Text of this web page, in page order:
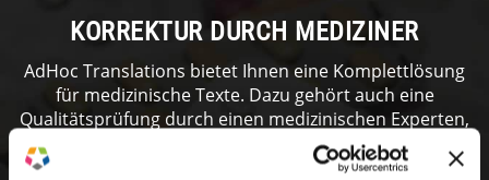
KORREKTUR DURCH MEDIZINER
AdHoc Translations bietet Ihnen eine Komplettlösung
für medizinische Texte. Dazu gehört auch eine
Qualitätsprüfung durch einen medizinischen Experten,
ehe der Text an den Übersetzer weitergeleitet wird. So
können wir Fehler im Vorfeld korrigieren, eventuelle